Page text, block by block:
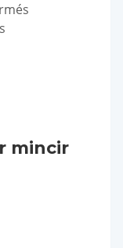
mincir